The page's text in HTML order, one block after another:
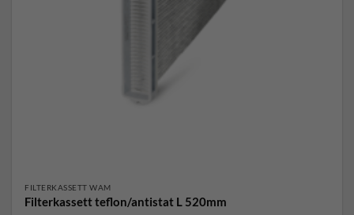
FILTERKASSETT WAM
Filterkassett teflon/antistat L 520mm